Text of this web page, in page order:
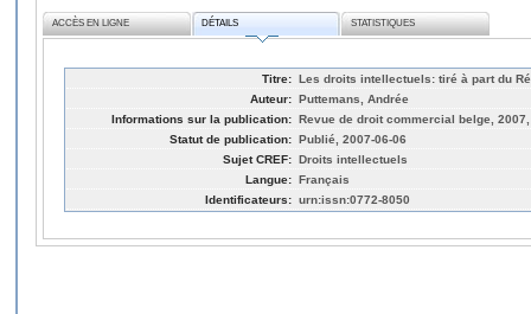
ACCÈS EN LIGNE DÉTAILS STATISTIQUES
Titre: Les droits intellectuels: tiré à part du
Auteur: Puttemans, Andrée
Informations sur la publication: Revue de droit commercial belge, 2007,
Statut de publication: Publié, 2007-06-06
Sujet CREF: Droits intellectuels
Langue: Français
Identificateurs: urn:issn:0772-8050